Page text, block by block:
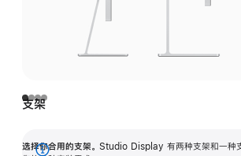
支架
选择你合用的支架。 Studio Display 有两种支架和一种